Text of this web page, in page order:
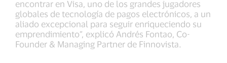
encontrar en Visa, uno de los grandes jugadores
globales de tecnología de pagos electrónicos, a un
aliado excepcional para seguir enriqueciendo su
emprendimiento”, explicó Andrés Fontao, Co-
Founder & Managing Partner de Finnovista.